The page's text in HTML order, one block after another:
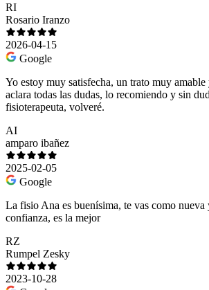
RI
Rosario Iranzo
2026-04-15
Google
Yo estoy muy satisfecha, un trato muy
aclara todas las dudas, lo recomiendo y sin
fisioterapeuta, volveré.
AI
amparo ibañez
2025-02-05
Google
La fisio Ana es buenísima, te vas como nueva
confianza, es la mejor
RZ
Rumpel Zesky
2023-10-28